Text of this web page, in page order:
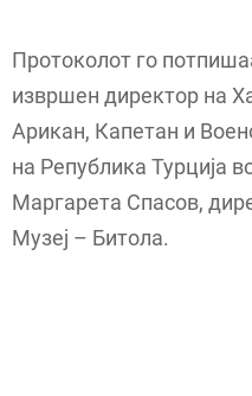
Протоколот го
извршен директор на
Арикан, Капетан и
на Република Турција
Маргарета Спасов,
Музеј – Битола.